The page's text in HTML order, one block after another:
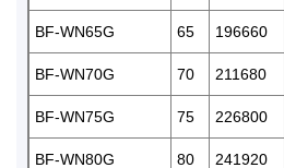
BF-WN65G 65 196660
BF-WN70G 70 211680
BF-WN75G 75 226800
BF-WN80G 80 241920